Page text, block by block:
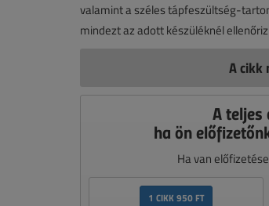
valamint a széles tápfeszültség-
mindezt az adott készüléknél
A cikk
A teljes
ha ön
Ha van
1 CIKK 950 FT